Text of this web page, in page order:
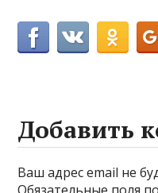
Добавить
Ваш адрес email не